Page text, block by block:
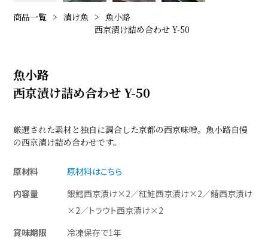
商品一覧 漬け魚
魚小路
西京漬け詰め合わせ Y-50
魚小路
西京漬け詰め合わせ Y-50
厳選された素材と独自に調合した京都の西京味噌。魚小路自慢
の西京漬け詰め合わせです。
原材料
原材料はこちら
内容量
銀鱈西京漬け×2／紅鮭西京漬け×2／鰆西京漬け
×2／トラウト西京漬け×2
賞味期限
冷凍保存で1年